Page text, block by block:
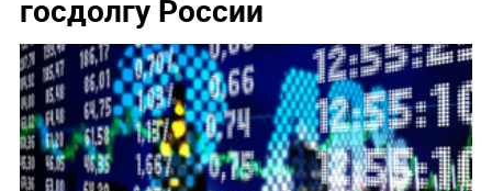
госдолгу России